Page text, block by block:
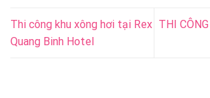
Thi công khu xông hơi tại Rex
Quang Binh Hotel
THI